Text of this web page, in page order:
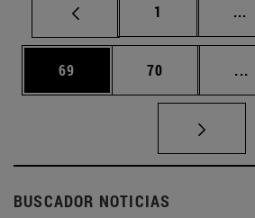
Página
1 ...
Página
69 Página
70 ...
BUSCADOR NOTICIAS